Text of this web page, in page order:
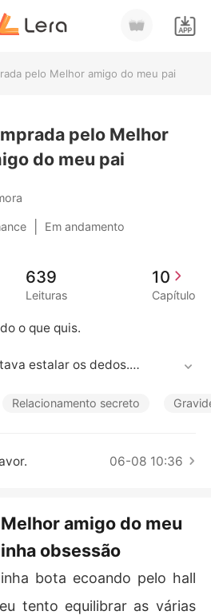
pelo Melhor amigo do meu pai
pelo Melhor
do meu pai
Em andamento
639
Leituras
10
Capítulo
o que quis.
estalar os dedos.
homem que já me fez perder
cada músculo rígido do corpo
Relacionamento secreto
06-08 10:36
amigo do meu
obsessão
bota ecoando pelo hall
tento equilibrar as várias